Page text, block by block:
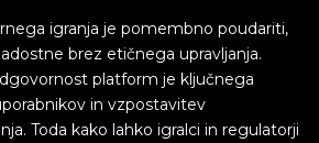
igranja je pomembno poudariti,
brez etičnega upravljanja.
platform je ključnega
in vzpostavitev
Toda kako lahko igralci in regulatorji